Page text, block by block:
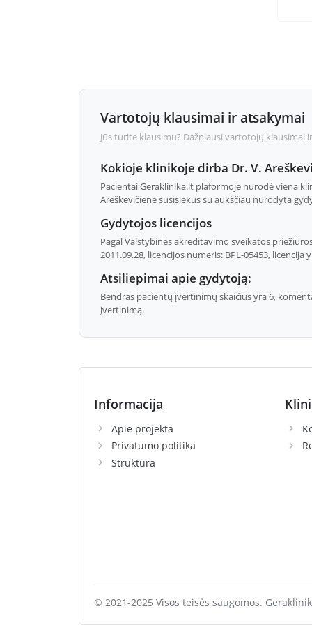
Vartotojų klausimai ir atsakymai
Jūs turite klausimų? Dažniausi vartotojų klausimai
Kokioje klinikoje dirba Dr. V.
Pacientai Geraklinika.lt plaformoje nurodė viena
Areškevičienė susisiekus su aukščiau nurodyta
Gydytojos licencijos
Pagal Valstybinės akreditavimo sveikatos
2011.09.28, licencijos numeris: BPL-05453,
Atsiliepimai apie gydytoją:
Bendras pacientų įvertinimų skaičius yra 6,
įvertinimą.
Informacija
Apie projekta
Privatumo politika
Struktūra
© 2021-2025 Visos teisės saugomos.